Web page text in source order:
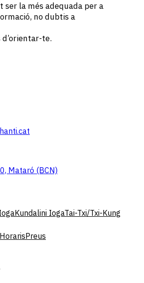
ser la més adequada per a
no dubtis a
te.
Mataró (BCN)
Kundalini IogaTai-Txi/Txi-Kung
HorarisPreus